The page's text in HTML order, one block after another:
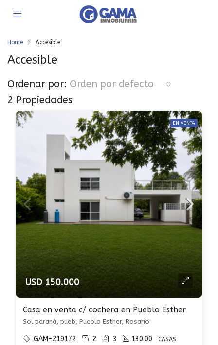
Home Accesible
Accesible
2 Propiedades
Ordenar por: Orden por defecto
EN VENTA
USD 150.000
Casa en venta c/ cochera en Pueblo Esther
Sol paraná, pueb, Pueblo Esther, Rosario
GAM-219172 2 3 130.00 CASAS